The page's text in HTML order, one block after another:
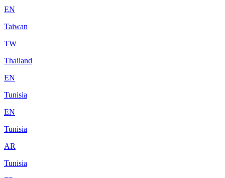
EN
Taiwan
TW
Thailand
EN
Tunisia
EN
Tunisia
AR
Tunisia